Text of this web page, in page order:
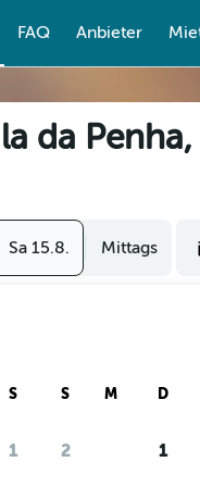
FAQ Anbieter
da
Sa 15.8. Mittags
S S
1 2
M D
1